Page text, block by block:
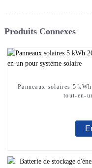
Produits Connexes
Panneaux solaires 5
tout-en-